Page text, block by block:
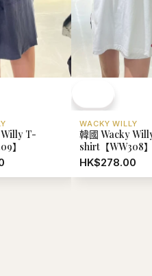
Willy T-
】
WACKY WILLY
韓國 Wacky
shirt【WW308】
HK$278.00